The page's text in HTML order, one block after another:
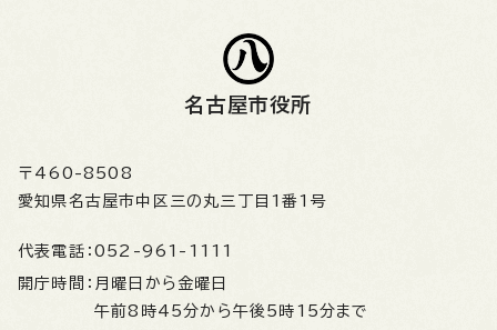
名古屋市役所
〒460-8508
愛知県名古屋市中区三の丸三丁目1番1号
代表電話： 052-961-1111
開庁時間： 月曜日から金曜日
午前8時45分から午後5時15分まで